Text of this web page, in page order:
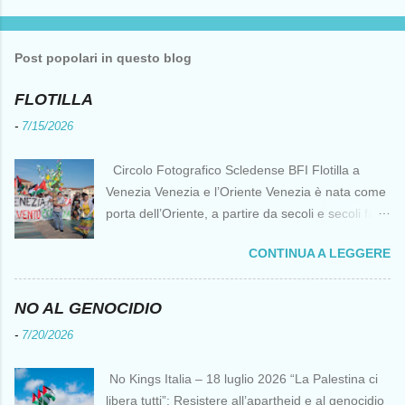
Post popolari in questo blog
FLOTILLA
- 7/15/2026
Circolo Fotografico Scledense BFI Flotilla a
Venezia Venezia e l’Oriente Venezia è nata come
porta dell’Oriente, a partire da secoli e secoli fa ai
di cantierizzazione veneziane divennero preziose
per tutti i crociati diretti a Gerusalemme. Proprio
le crociate fornirono ai veneziani l’occasione per
del Duecento. Dal XIII al XV secolo Venezia
CONTINUA A LEGGERE
NO AL GENOCIDIO
- 7/20/2026
No Kings Italia – 18 luglio 2026 “La Palestina ci
libera tutti”: Resistere all’apartheid e al genocidio